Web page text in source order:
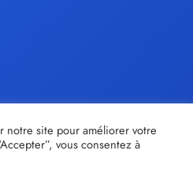
notre site pour améliorer votre
vous consentez à